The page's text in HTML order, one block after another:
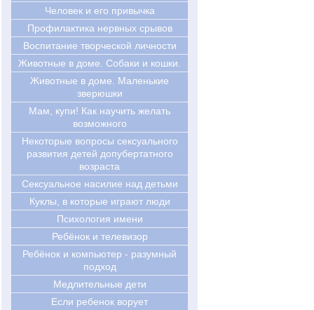
Человек и его привычка
Профилактика нервных срывов
Воспитание творческой личности
Животные в доме. Собаки и кошки.
Животные в доме. Маленькие
зверюшки
Мам, купи! Как научить желать
возможного
Некоторые вопросы сексуального
развития детей допубертатного
возраста
Сексуальное насилие над детьми
Куклы, в которые играют люди
Психология имени
Ребёнок и телевизор
Ребёнок и компьютер - разумный
подход
Медлительные дети
Если ребенок ворует